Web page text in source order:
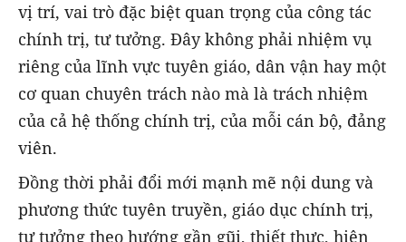
vị trí, vai trò đặc biệt quan trọng của công tác
chính trị, tư tưởng. Đây không phải nhiệm vụ
riêng của lĩnh vực tuyên giáo, dân vận hay một
cơ quan chuyên trách nào mà là trách nhiệm
của cả hệ thống chính trị, của mỗi cán bộ, đảng
viên.
Đồng thời phải đổi mới mạnh mẽ nội dung và
phương thức tuyên truyền, giáo dục chính trị,
tư tưởng theo hướng gần gũi, thiết thực, hiện